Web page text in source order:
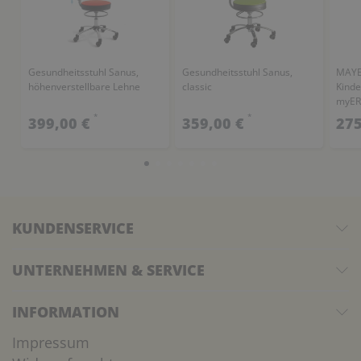
Gesundheitsstuhl Sanus,
höhenverstellbare Lehne
399,00 € *
Gesundheitsstuhl Sanus,
classic
359,00 € *
KUNDENSERVICE
UNTERNEHMEN & SERVICE
INFORMATION
Impressum